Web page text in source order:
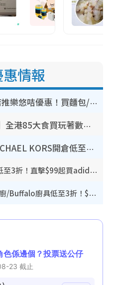
情報
長者優惠｜OK便利店推樂悠咭優惠！買麵包/牛奶/保健品拍卡即減
【8月生日優惠2026】全港85大食買玩著數攻略 自助餐/火鍋放題同行免費＋誠品/DONKI送現金券
開倉優惠｜銅鑼灣MICHAEL KORS開倉低至17折！直擊$500起買手袋/銀包/鞋款 必買經典Jet Set系列
開倉優惠｜馬拉松開倉低至3折！直擊$99起買adidas／New Balance／Puma鞋款 STANLEY保溫杯劈價至$119起
廚具優惠｜普樂氏/意美廚/Buffalo廚具低至3折！$89起買煎鍋／炒鑊／個人鍋 同場小家電激減至$99起